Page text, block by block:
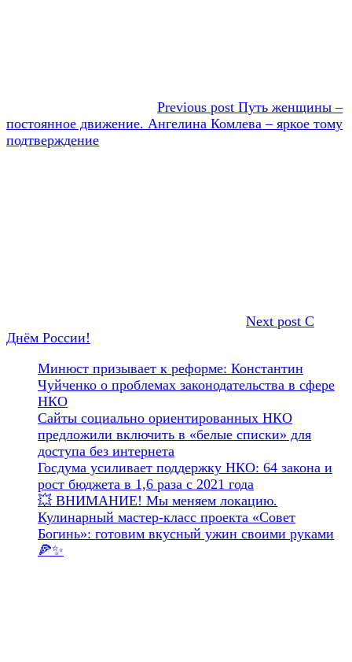
Previous post Путь женщины –
постоянное движение. Ангелина Комлева – яркое тому
подтверждение
Next post С
Днём России!
Минюст призывает к реформе: Константин
Чуйченко о проблемах законодательства в сфере
НКО
Сайты социально ориентированных НКО
предложили включить в «белые списки» для
доступа без интернета
Госдума усиливает поддержку НКО: 64 закона и
рост бюджета в 1,6 раза с 2021 года
💥 ВНИМАНИЕ! Мы меняем локацию.
Кулинарный мастер-класс проекта «Совет
Богинь»: готовим вкусный ужин своими руками
🍕✨